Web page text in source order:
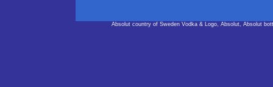
Absolut country of Sweden Vodka & Logo, Absolut, Absolut